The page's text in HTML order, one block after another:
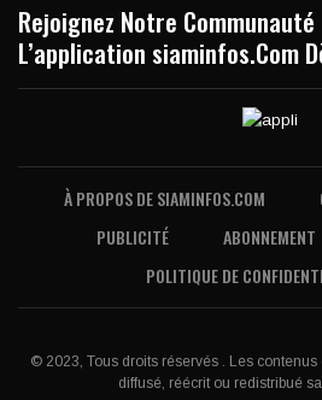
Rejoignez Notre
L’application siaminfos.Com
À PROPOS DE SIAMINFOS.COM
PUBLICITÉ
ABONNEMENT
POLITIQUE DE
© 2023, Tous droits réservés . Les contenus
diffusé, réécrit ou redistribué